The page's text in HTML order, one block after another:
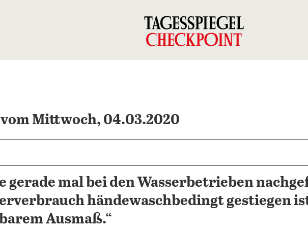
Mittwoch, 04.03.2020
gerade mal bei den Wasserbetrieben
händewaschbedingt gestiegen
Ausmaß.“